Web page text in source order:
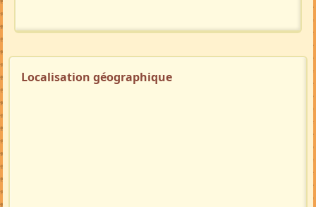
Localisation géographique